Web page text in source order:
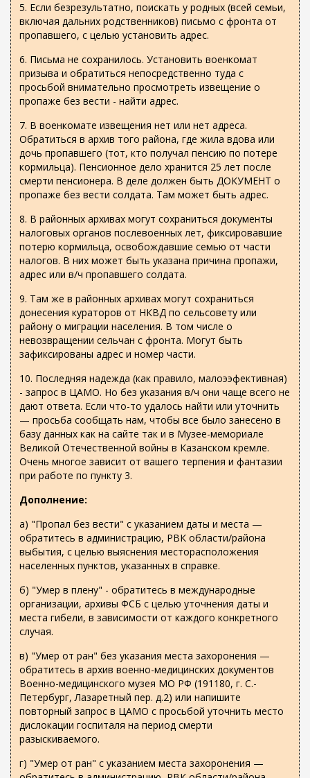
н
е
ш
я
я
с
ы
л
к
а
)
5. Если безрезультатно, поискать у родных (всей семьи,
включая дальних родственников) письмо с фронта от
пропавшего, с целью установить адрес.
6. Письма не сохранилось. Установить военкомат
призыва и обратиться непосредственно туда с
просьбой внимательно просмотреть извещение о
пропаже без вести - найти адрес.
7. В военкомате извещения нет или нет адреса.
Обратиться в архив того района, где жила вдова или
дочь пропавшего (тот, кто получал пенсию по потере
кормильца). Пенсионное дело хранится 25 лет после
смерти пенсионера. В деле должен быть ДОКУМЕНТ о
пропаже без вести солдата. Там может быть адрес.
8. В районных архивах могут сохраниться документы
налоговых органов послевоенных лет, фиксировавшие
потерю кормильца, освобождавшие семью от части
налогов. В них может быть указана причина пропажи,
адрес или в/ч пропавшего солдата.
9. Там же в районных архивах могут сохраниться
донесения кураторов от НКВД по сельсовету или
району о миграции населения. В том числе о
невозвращении сельчан с фронта. Могут быть
зафиксированы адрес и номер части.
10. Последняя надежда (как правило, малоээфективная)
- запрос в ЦАМО. Но без указания в/ч они чаще всего не
дают ответа. Если что-то удалось найти или уточнить
— просьба сообщать нам, чтобы все было занесено в
базу данных как на сайте так и в Музее-мемориале
Великой Отечественной войны в Казанском кремле.
Очень многое зависит от вашего терпения и фантазии
при работе по пункту 3.
Дополнение:
а) "Пропал без вести" с указанием даты и места —
обратитесь в администрацию, РВК области/района
выбытия, с целью выяснения месторасположения
населенных пунктов, указанных в справке.
б) "Умер в плену" - обратитесь в международные
организации, архивы ФСБ с целью уточнения даты и
места гибели, в зависимости от каждого конкретного
случая.
в) "Умер от ран" без указания места захоронения —
обратитесь в архив военно-медицинских документов
Военно-медицинского музея МО РФ (191180, г. С.-
Петербург, Лазаретный пер. д.2) или напишите
повторный запрос в ЦАМО с просьбой уточнить место
дислокации госпиталя на период смерти
разыскиваемого.
г) "Умер от ран" с указанием места захоронения —